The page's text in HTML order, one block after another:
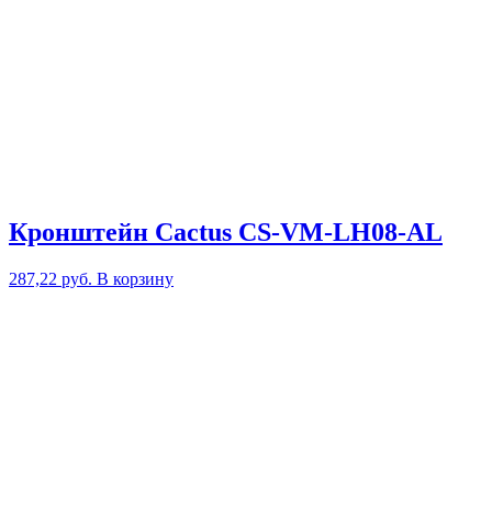
Кронштейн Cactus CS-VM-LH08-AL
287,22 руб. В корзину